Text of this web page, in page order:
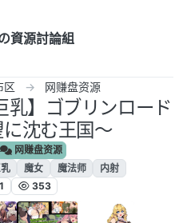
資源討論組
区 网赚盘资源
乳】ゴブリンロード
沈む王国～
网赚盘资源
魔女 魔法师
内射
1 353